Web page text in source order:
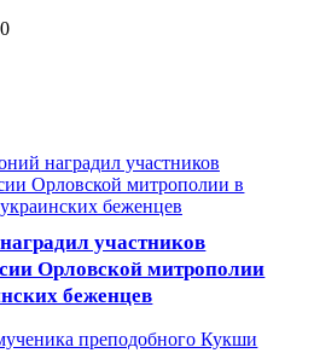
участников
Орловской митрополии
беженцев
преподобного Кукши